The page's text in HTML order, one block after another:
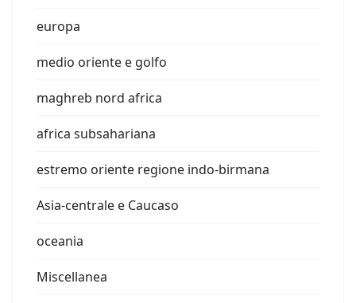
europa
medio oriente e golfo
maghreb nord africa
africa subsahariana
estremo oriente regione indo-birmana
Asia-centrale e Caucaso
oceania
Miscellanea